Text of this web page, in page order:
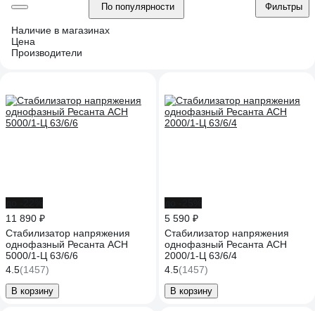
По популярности Фильтры
Наличие в магазинах
Цена
Производители
11 890 ₽
Стабилизатор напряжения
однофазный Ресанта АСН
5000/1-Ц 63/6/6
4.5(1457)
В корзину
5 590 ₽
Стабилизатор напряжения
однофазный Ресанта АСН
2000/1-Ц 63/6/4
4.5(1457)
В корзину